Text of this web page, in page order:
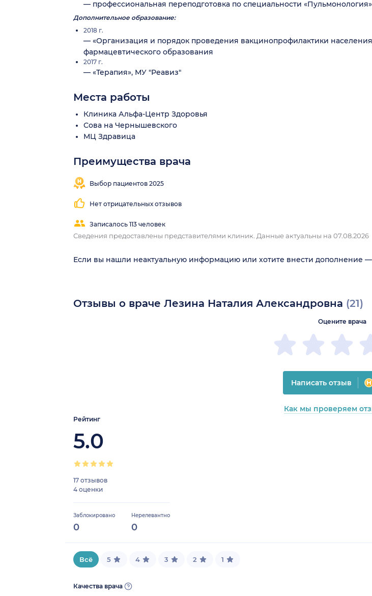
— профессиональная переподготовка по специальности
Дополнительное образование:
2018 г.
— «Организация и порядок проведения вакцинопрофилактики
фармацевтического образования
2017 г.
— «Терапия», МУ "Реавиз"
Места работы
Клиника Альфа-Центр Здоровья
Сова на Чернышевского
МЦ Здравица
Преимущества врача
Выбор пациентов 2025
Нет отрицательных отзывов
Записалось 113 человек
Сведения предоставлены представителями клиник. Данные актуальны на 07.08.2026
Если вы нашли неактуальную информацию или хотите внести дополнение —
Отзывы о враче Лезина Наталия Александровна (21)
Рейтинг
5.0
17 отзывов
4 оценки
Заблокировано
0
Нерелевантно
0
Оцените врача
Написать отзыв
Как мы проверяем
Всё 5 4 3 2 1
Качества врача